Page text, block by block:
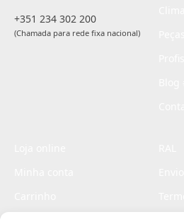
+351 234 302 200
(Chamada para rede fixa nacional)